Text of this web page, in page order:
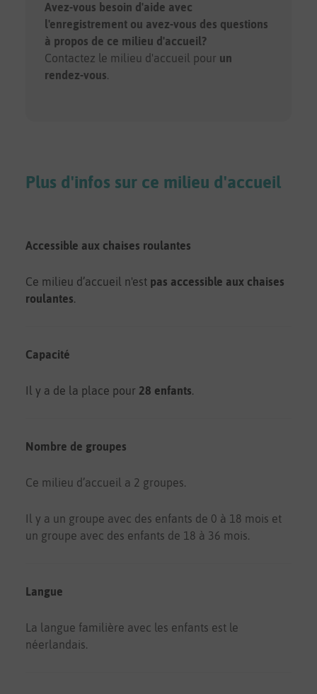
Avez-vous besoin d'aide avec
l'enregistrement ou avez-vous des questions
à propos de ce milieu d'accueil?
Contactez le milieu d'accueil pour un
rendez-vous.
Plus d'infos sur ce milieu d'accueil
Accessible aux chaises roulantes
Ce milieu d’accueil n'est pas accessible aux chaises
roulantes.
Capacité
Il y a de la place pour 28 enfants.
Nombre de groupes
Ce milieu d’accueil a 2 groupes.
Il y a un groupe avec des enfants de 0 à 18 mois et
un groupe avec des enfants de 18 à 36 mois.
Langue
La langue familière avec les enfants est le
néerlandais.